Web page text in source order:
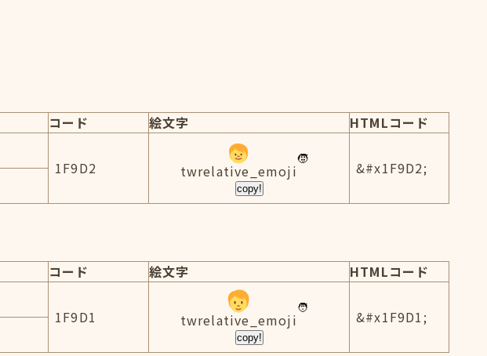
コード 絵文字
HTMLコード
1F9D2
twrelative_emoji
copy!
&#x1F9D2;
コード 絵文字
HTMLコード
1F9D1
twrelative_emoji
copy!
&#x1F9D1;